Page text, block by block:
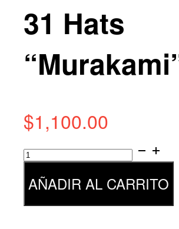
31 Hats
$1,100.00
31
Hats
cantidad
AÑADIR AL CARRITO